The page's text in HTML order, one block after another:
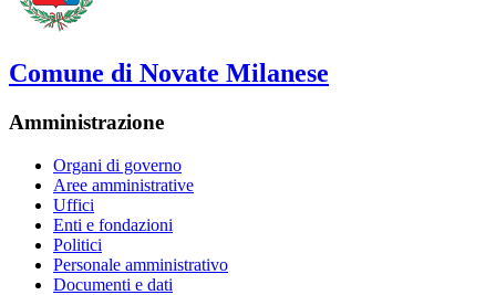
Comune di Novate Milanese
Amministrazione
Organi di governo
Aree amministrative
Uffici
Enti e fondazioni
Politici
Personale amministrativo
Documenti e dati